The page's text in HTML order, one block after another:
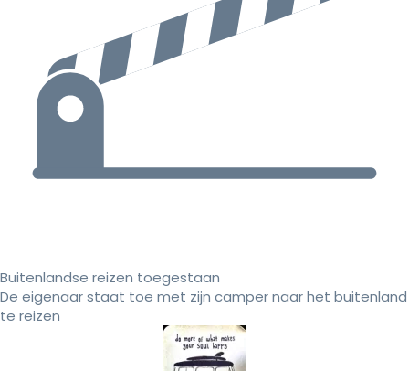
Buitenlandse reizen toegestaan
De eigenaar staat toe met zijn camper naar het buitenland
te reizen